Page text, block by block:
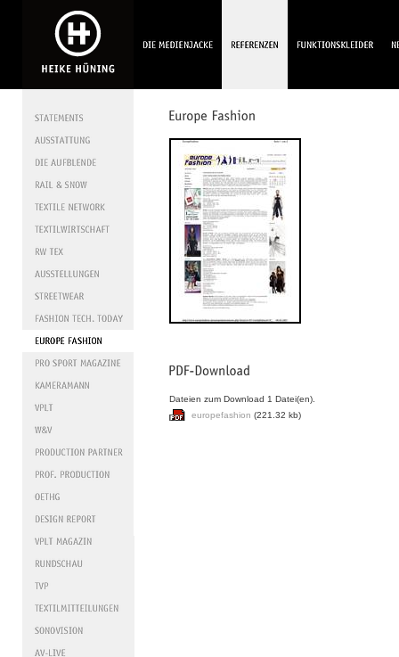
Dateien zum Download 1 Datei(en).
europefashion (221.32 kb)